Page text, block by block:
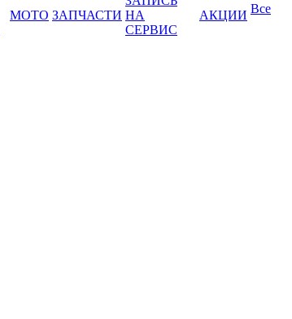
МОТО ЗАПЧАСТИ НА
СЕРВИС
АКЦИИ Все